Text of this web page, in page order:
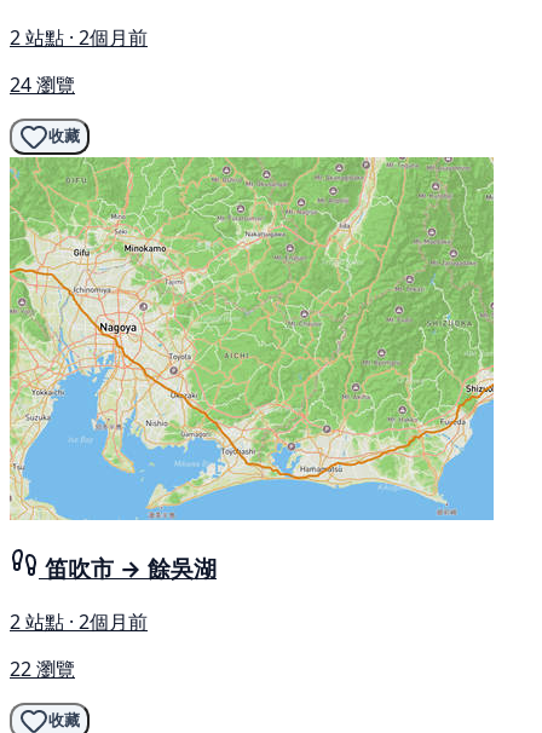
2 站點 · 2個月前
24 瀏覽
收藏
笛吹市 → 餘吳湖
2 站點 · 2個月前
22 瀏覽
收藏